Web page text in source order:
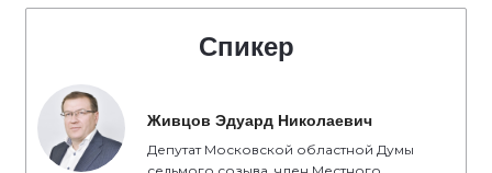
Спикер
Живцов Эдуард Николаевич
Депутат Московской областной Думы